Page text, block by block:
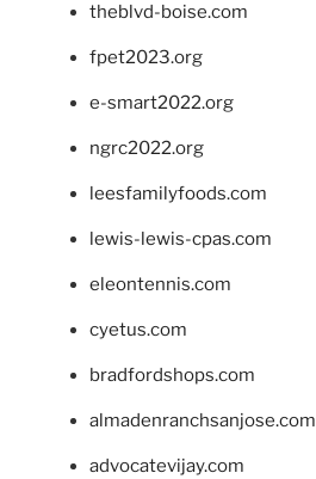
theblvd-boise.com
fpet2023.org
e-smart2022.org
ngrc2022.org
leesfamilyfoods.com
lewis-lewis-cpas.com
eleontennis.com
cyetus.com
bradfordshops.com
almadenranchsanjose.com
advocatevijay.com